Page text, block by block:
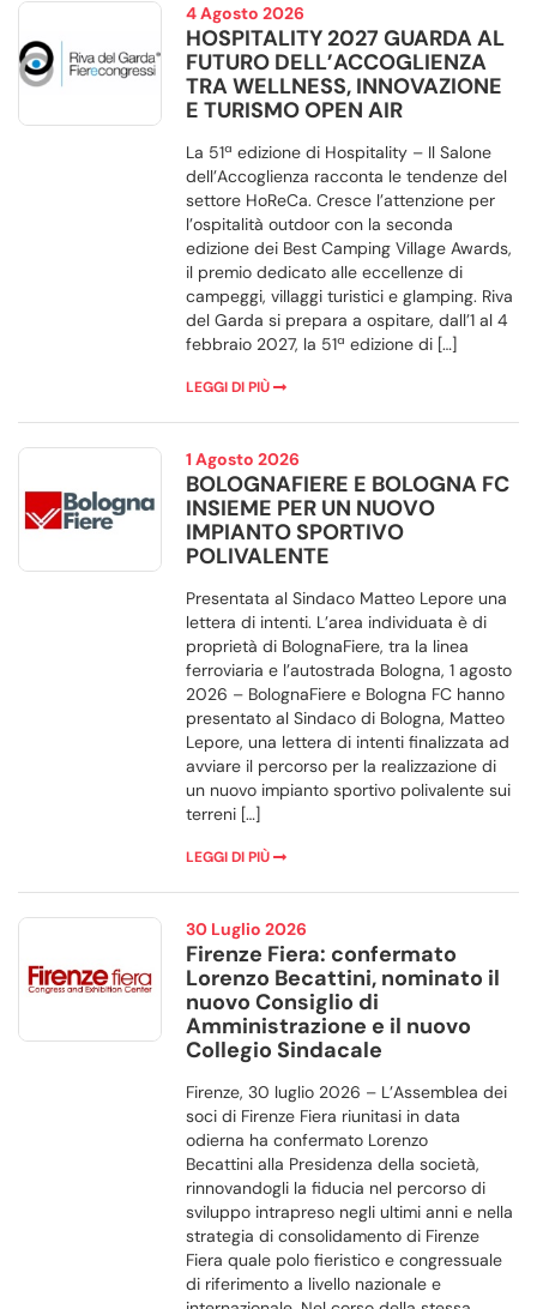
4 Agosto 2026
HOSPITALITY 2027 GUARDA AL
FUTURO DELL’ACCOGLIENZA
TRA WELLNESS, INNOVAZIONE
E TURISMO OPEN AIR
La 51ª edizione di Hospitality – Il Salone
dell’Accoglienza racconta le tendenze del
settore HoReCa. Cresce l’attenzione per
l’ospitalità outdoor con la seconda
edizione dei Best Camping Village Awards,
il premio dedicato alle eccellenze di
campeggi, villaggi turistici e glamping. Riva
del Garda si prepara a ospitare, dall’1 al 4
febbraio 2027, la 51ª edizione di […]
LEGGI DI PIÙ
1 Agosto 2026
BOLOGNAFIERE E BOLOGNA FC
INSIEME PER UN NUOVO
IMPIANTO SPORTIVO
POLIVALENTE
Presentata al Sindaco Matteo Lepore una
lettera di intenti. L’area individuata è di
proprietà di BolognaFiere, tra la linea
ferroviaria e l’autostrada Bologna, 1 agosto
2026 – BolognaFiere e Bologna FC hanno
presentato al Sindaco di Bologna, Matteo
Lepore, una lettera di intenti finalizzata ad
avviare il percorso per la realizzazione di
un nuovo impianto sportivo polivalente sui
terreni […]
LEGGI DI PIÙ
30 Luglio 2026
Firenze Fiera: confermato
Lorenzo Becattini, nominato il
nuovo Consiglio di
Amministrazione e il nuovo
Collegio Sindacale
Firenze, 30 luglio 2026 – L’Assemblea dei
soci di Firenze Fiera riunitasi in data
odierna ha confermato Lorenzo
Becattini alla Presidenza della società,
rinnovandogli la fiducia nel percorso di
sviluppo intrapreso negli ultimi anni e nella
strategia di consolidamento di Firenze
Fiera quale polo fieristico e congressuale
di riferimento a livello nazionale e